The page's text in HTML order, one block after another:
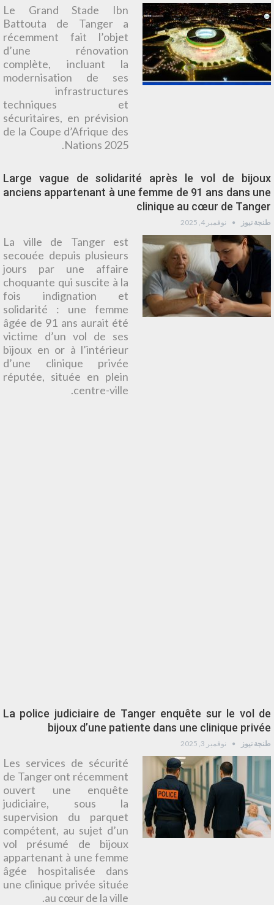
Le Grand Stade Ibn
Battouta de Tanger a
récemment fait l’objet
d’une rénovation
complète, incluant la
modernisation de ses
infrastructures
techniques et
sécuritaires, en prévision
de la Coupe d’Afrique des
Nations 2025.
Large vague de solidarité après le vol de bijoux
anciens appartenant à une femme de 91 ans dans une
clinique au cœur de Tanger
طنجة نيوز نوفمبر 4, 2025
La ville de Tanger est
secouée depuis plusieurs
jours par une affaire
choquante qui suscite à la
fois indignation et
solidarité : une femme
âgée de 91 ans aurait été
victime d’un vol de ses
bijoux en or à l’intérieur
d’une clinique privée
réputée, située en plein
centre-ville.
La police judiciaire de Tanger enquête sur le vol de
bijoux d’une patiente dans une clinique privée
طنجة نيوز نوفمبر 3, 2025
Les services de sécurité
de Tanger ont récemment
ouvert une enquête
judiciaire, sous la
supervision du parquet
compétent, au sujet d’un
vol présumé de bijoux
appartenant à une femme
âgée hospitalisée dans
une clinique privée située
au cœur de la ville.